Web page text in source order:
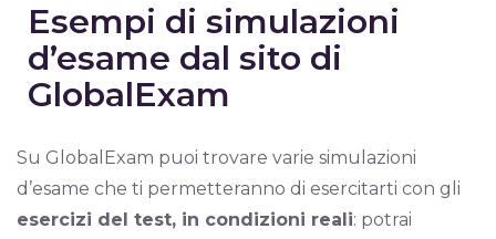
Esempi di simulazioni
d’esame dal sito di
GlobalExam
Su GlobalExam puoi trovare varie simulazioni
d’esame che ti permetteranno di esercitarti con gli
esercizi del test, in condizioni reali: potrai